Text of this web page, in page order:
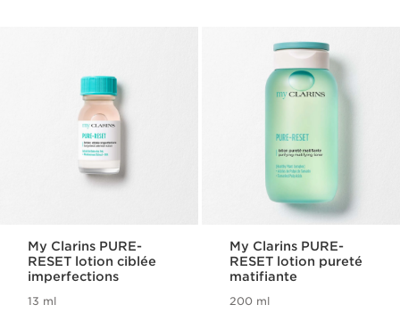
My Clarins PURE-
RESET lotion ciblée
imperfections
13 ml
My Clarins PURE-
RESET lotion pureté
matifiante
200 ml